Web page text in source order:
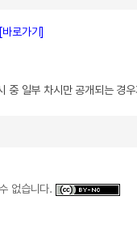
[바로가기]
중 일부 차시만 공개되는 경
없습니다.